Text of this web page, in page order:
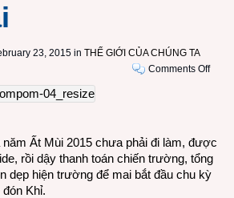
23, 2015 in THẾ GIỚI CỦA CHÚNG TA
Comments Offon
–
Tân
Tài
Ất Mùi 2015 chưa phải đi làm, được
rồi dậy thanh toán chiến trường, tổng
dẹp hiện trường để mai bắt đầu chu kỳ
Khỉ.